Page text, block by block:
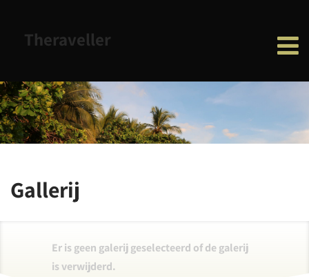
Theraveller
Gallerij
Er is geen galerij geselecteerd of de galerij
is verwijderd.